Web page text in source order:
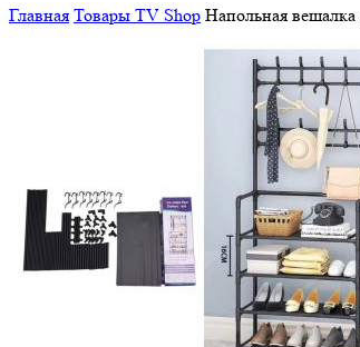
Главная Товары TV Shop Напольная вешалка